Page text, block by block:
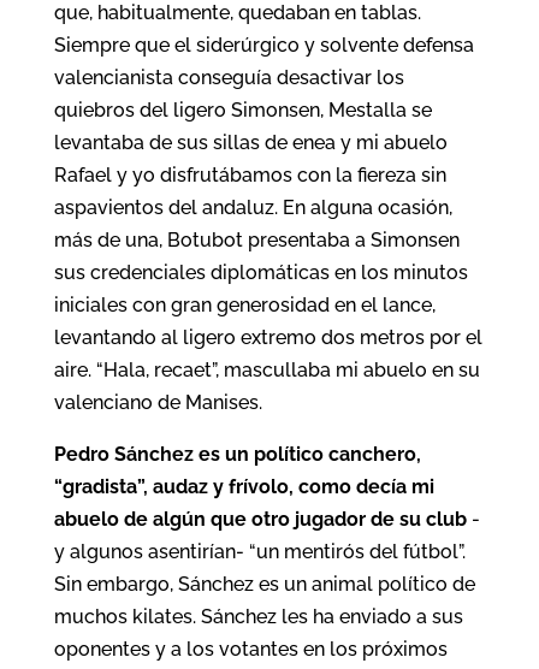
que, habitualmente, quedaban en tablas.
Siempre que el siderúrgico y solvente defensa
valencianista conseguía desactivar los
quiebros del ligero Simonsen, Mestalla se
levantaba de sus sillas de enea y mi abuelo
Rafael y yo disfrutábamos con la fiereza sin
aspavientos del andaluz. En alguna ocasión,
más de una, Botubot presentaba a Simonsen
sus credenciales diplomáticas en los minutos
iniciales con gran generosidad en el lance,
levantando al ligero extremo dos metros por el
aire. “Hala, recaet”, mascullaba mi abuelo en su
valenciano de Manises.
Pedro Sánchez es un político canchero,
“gradista”, audaz y frívolo, como decía mi
abuelo de algún que otro jugador de su club-
y algunos asentirían- “un mentirós del fútbol”.
Sin embargo, Sánchez es un animal político de
muchos kilates. Sánchez les ha enviado a sus
oponentes y a los votantes en los próximos